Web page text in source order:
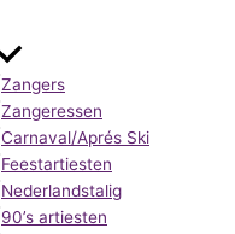
Zangers
Zangeressen
Carnaval/Aprés Ski
Feestartiesten
Nederlandstalig
90’s artiesten